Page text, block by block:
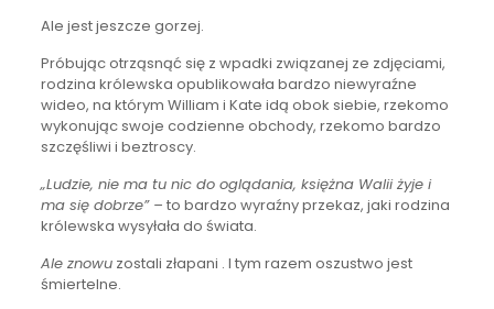
Ale jest jeszcze gorzej.
Próbując otrząsnąć się z wpadki związanej ze zdjęciami,
rodzina królewska opublikowała bardzo niewyraźne
wideo, na którym William i Kate idą obok siebie, rzekomo
wykonując swoje codzienne obchody, rzekomo bardzo
szczęśliwi i beztroscy.
„Ludzie, nie ma tu nic do oglądania, księżna Walii żyje i
ma się dobrze” – to bardzo wyraźny przekaz, jaki rodzina
królewska wysyłała do świata.
Ale znowuzostali złapani . I tym razem oszustwo jest
śmiertelne.